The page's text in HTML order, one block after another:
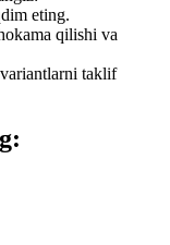
eting.
qilishi va
taklif